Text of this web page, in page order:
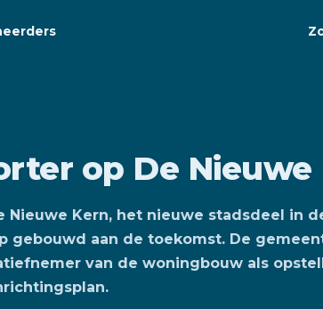
op De Nieuwe
Nieuwe Kern, het nieuwe stadsdeel in
gebouwd aan de toekomst. De
van de woningbouw als